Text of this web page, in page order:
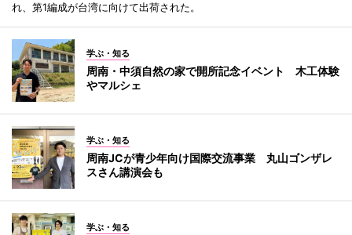
れ、第1編成が台湾に向けて出荷された。
学ぶ・知る
周南・中須自然の家で開所記念イベント 木工体験
やマルシェ
学ぶ・知る
周南JCが青少年向け国際交流事業 丸山ゴンザレ
スさん講演会も
学ぶ・知る